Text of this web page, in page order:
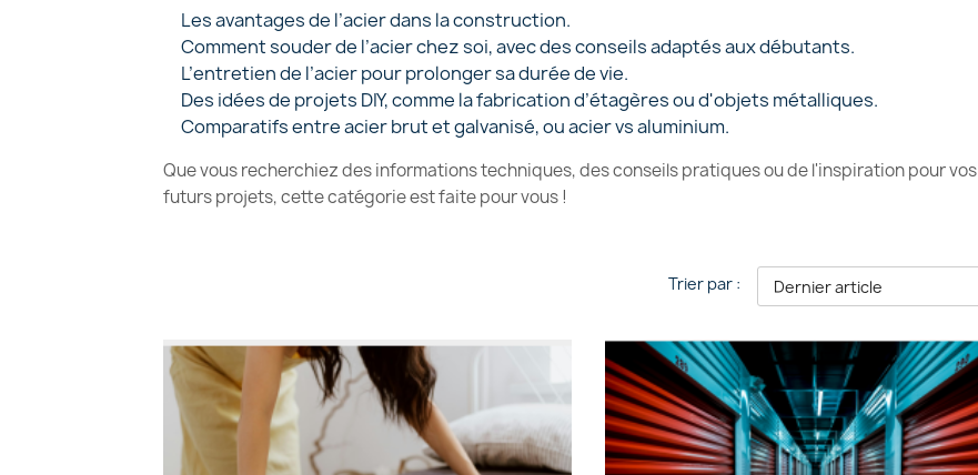
Les avantages de l’acier dans la construction.
Comment souder de l’acier chez soi, avec des conseils adaptés aux débutants.
L’entretien de l’acier pour prolonger sa durée de vie.
Des idées de projets DIY, comme la fabrication d’étagères ou d'objets métalliques.
Comparatifs entre acier brut et galvanisé, ou acier vs aluminium.
Que vous recherchiez des informations techniques, des conseils pratiques ou de l'inspiration pour vos
futurs projets, cette catégorie est faite pour vous !
Trier par :